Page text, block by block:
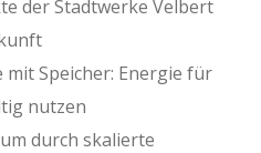
der Stadtwerke Velbert
Speicher: Energie für
nutzen
durch skalierte